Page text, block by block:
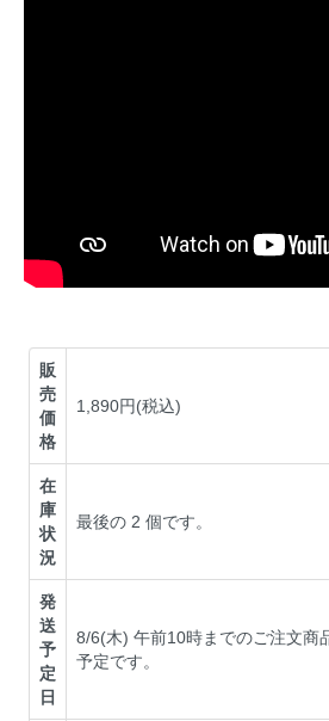
販
売
価
格
1,890円(税込)
在
庫
状
況
最後の 2 個です。
発
送
予
定
日
8/6(木) 午前10時までのご注文商
予定です。